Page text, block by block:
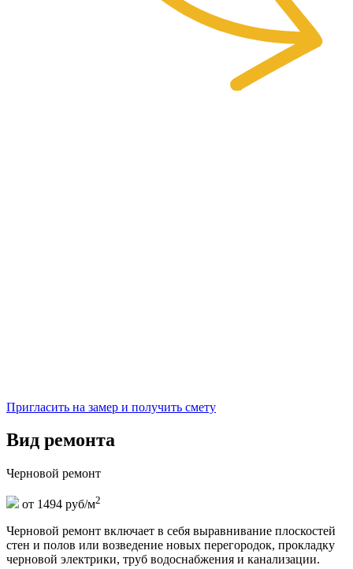
Пригласить на замер и получить смету
Вид ремонта
Черновой ремонт
от 1494 руб/м2
Черновой ремонт включает в себя выравнивание плоскостей
стен и полов или возведение новых перегородок, прокладку
черновой электрики, труб водоснабжения и канализации.